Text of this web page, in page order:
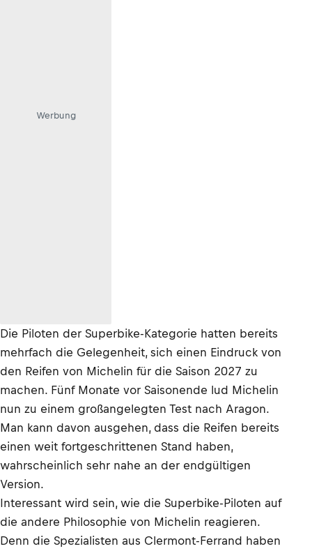
Werbung
Die Piloten der Superbike-Kategorie hatten bereits
mehrfach die Gelegenheit, sich einen Eindruck von
den Reifen von Michelin für die Saison 2027 zu
machen. Fünf Monate vor Saisonende lud Michelin
nun zu einem großangelegten Test nach Aragon.
Man kann davon ausgehen, dass die Reifen bereits
einen weit fortgeschrittenen Stand haben,
wahrscheinlich sehr nahe an der endgültigen
Version.
Interessant wird sein, wie die Superbike-Piloten auf
die andere Philosophie von Michelin reagieren.
Denn die Spezialisten aus Clermont-Ferrand haben